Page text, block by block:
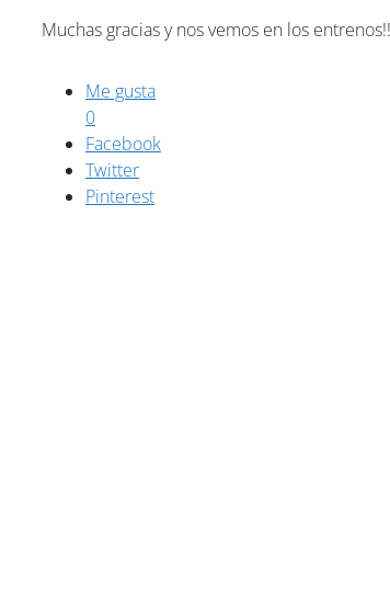
Muchas gracias y nos vemos en los entrenos!!
Me gusta
0
Facebook
Twitter
Pinterest